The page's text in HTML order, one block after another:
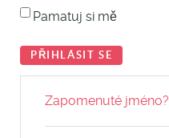
Pamatuj si mě
PŘIHLÁSIT SE
Zapomenuté jméno?